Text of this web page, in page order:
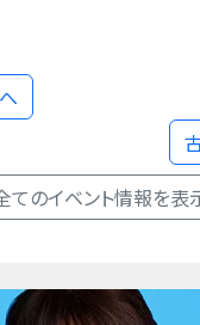
てのイベント情報を表